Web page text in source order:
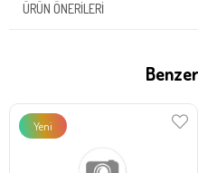
ÜRÜN ÖNERILERI
Yeni